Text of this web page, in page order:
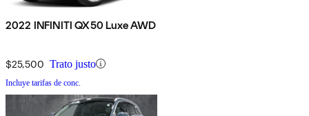
2022 INFINITI QX50 Luxe AWD
$25,500 Trato justo
Incluye tarifas de conc.